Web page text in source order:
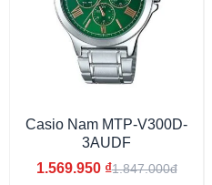
Casio Nam MTP-V300D-
3AUDF
1.569.950 ₫1.847.000đ